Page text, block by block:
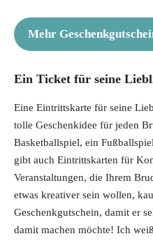
Mehr
Ein Ticket für seine
Eine Eintrittskarte für seine
tolle Geschenkidee für jeden
Basketballspiel, ein
gibt auch Eintrittskarten für
Veranstaltungen, die Ihrem
etwas kreativer sein wollen,
Geschenkgutschein, damit er
damit machen möchte! Ich